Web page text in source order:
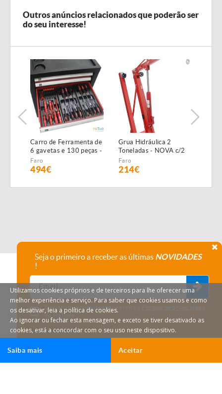
Ligar Email
Outros anúncios relacionados que poderão ser
do seu interesse!
Carro de Ferramenta de
6 gavetas e 130 peças -
NOVO - c/Garantia
Faro
494€
Grua Hidráulica 2
Toneladas - NOVA c/2
anos garantia
Faro
214€
HáTudo © 2026 Todos os direitos reservados.
Seja o primeiro a receber as últimas NOVIDADES
!
Declaro que compreendi e aceito a Política de privacidade
do HáTudo.
Anular subscrição
Utilizamos cookies próprios e de terceiros para lhe oferecer uma
melhor experiência e serviço. Para saber que cookies usamos e como
os desativar, leia a política de cookies.
Ao ignorar ou fechar esta mensagem, e exceto se tiver desativado as
cookies, está a concordar com o seu uso neste dispositivo.
Aceitar
Saiba mais